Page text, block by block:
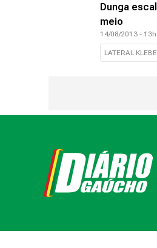
Dunga
meio
14/08/2013 -
LATERAL